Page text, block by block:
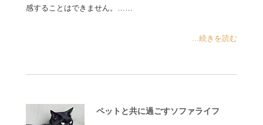
感することはできません。……
...続きを読む
ペットと共に過ごすソファライフ